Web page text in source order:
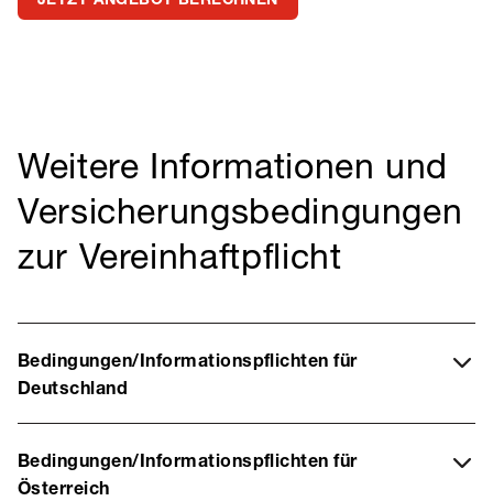
Weitere Informationen und
Versicherungsbedingungen
zur Vereinhaftpflicht
Bedingungen/Informationspflichten für
Deutschland
Bedingungen/Informationspflichten für
Österreich